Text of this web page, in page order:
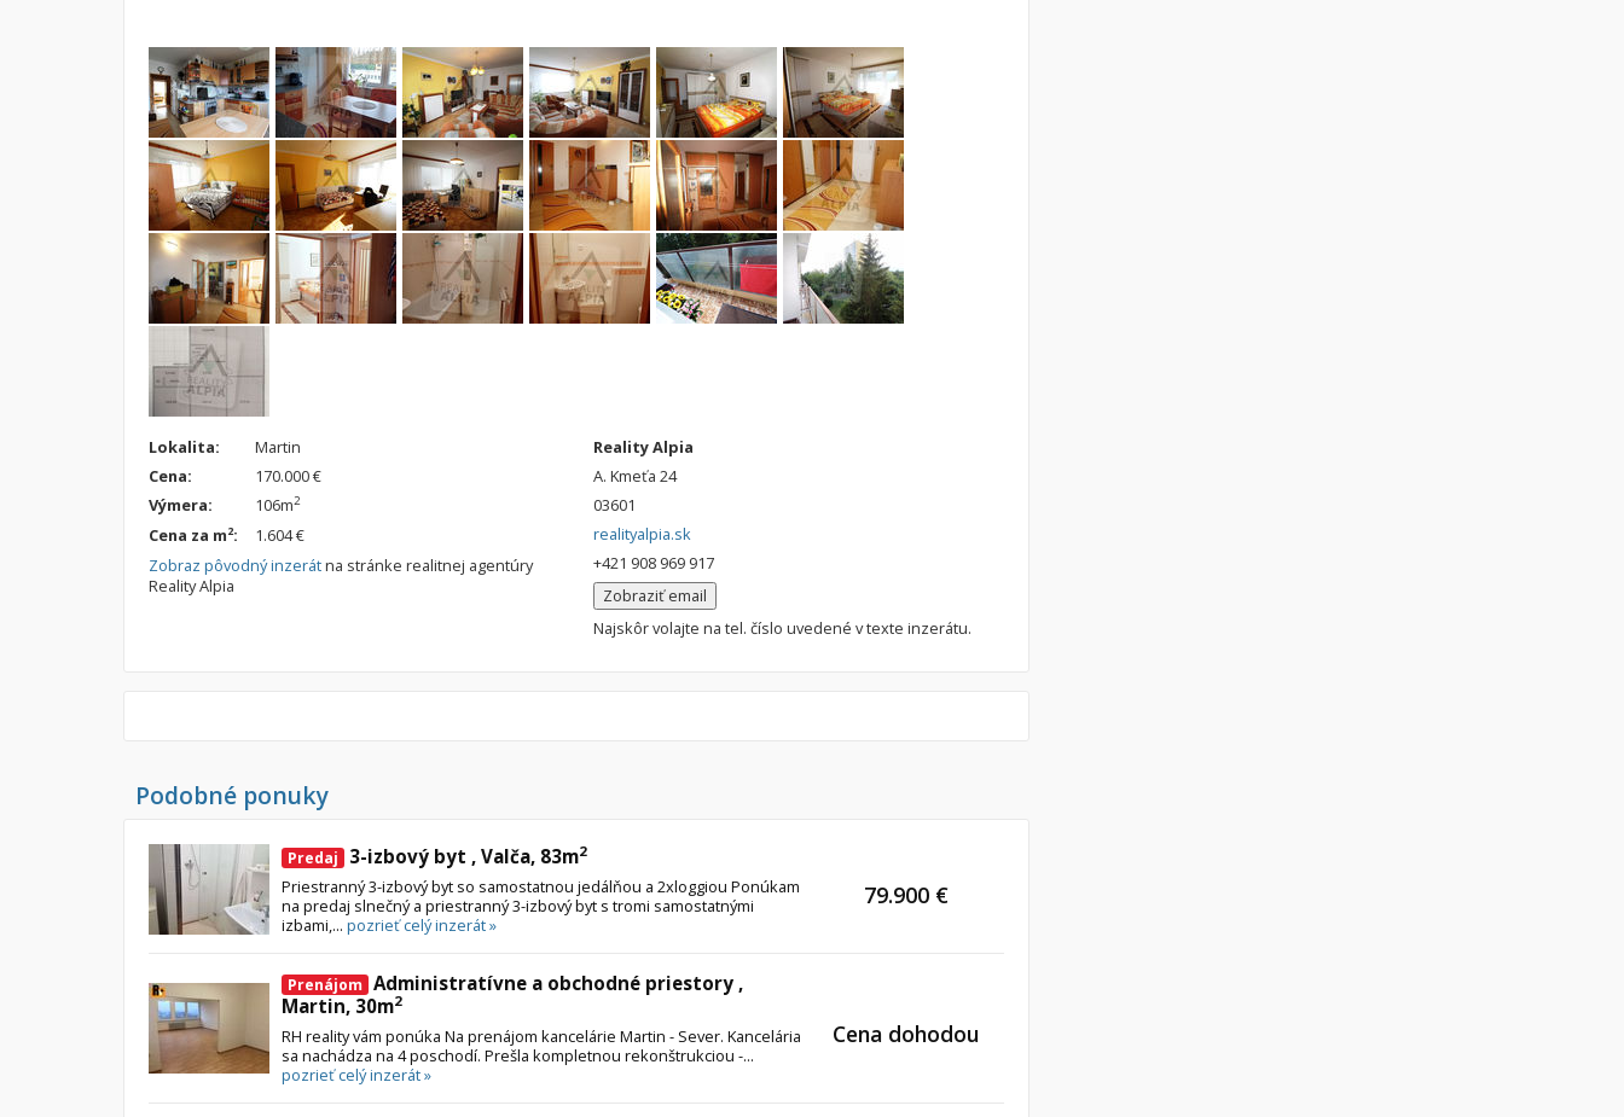
Lokalita:
Martin
Cena:
170.000 €
Výmera:
106m2
Cena za m2:
1.604 €
Zobraz pôvodný inzerátna stránke realitnej agentúry
Reality Alpia
Reality Alpia
A. Kmeťa 24
03601
realityalpia.sk
+421 908 969 917
Zobraziť email
Najskôr volajte na tel. číslo uvedené v texte inzerátu.
Podobné ponuky
Predaj 3-izbový byt , Valča, 83m2
Priestranný 3-izbový byt so samostatnou jedálňou a 2xloggiou Ponúkam
na predaj slnečný a priestranný 3-izbový byt s tromi samostatnými
izbami,... pozrieť celý inzerát »
79.900 €
Prenájom Administratívne a obchodné priestory ,
Martin, 30m2
RH reality vám ponúka Na prenájom kancelárie Martin - Sever. Kancelária
sa nachádza na 4 poschodí. Prešla kompletnou rekonštrukciou -...
pozrieť celý inzerát »
Cena dohodou